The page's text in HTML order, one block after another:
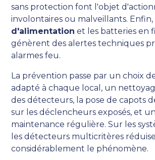
sans protection font l'objet
involontaires ou malveillants. Enfin,
d'alimentation et les batteries en
génèrent des alertes techniques
alarmes feu.
La prévention passe par un choix
adapté à chaque local, un
des détecteurs, la pose de capots
sur les déclencheurs exposés, et
maintenance régulière. Sur les
les détecteurs multicritères
considérablement le phénomène.